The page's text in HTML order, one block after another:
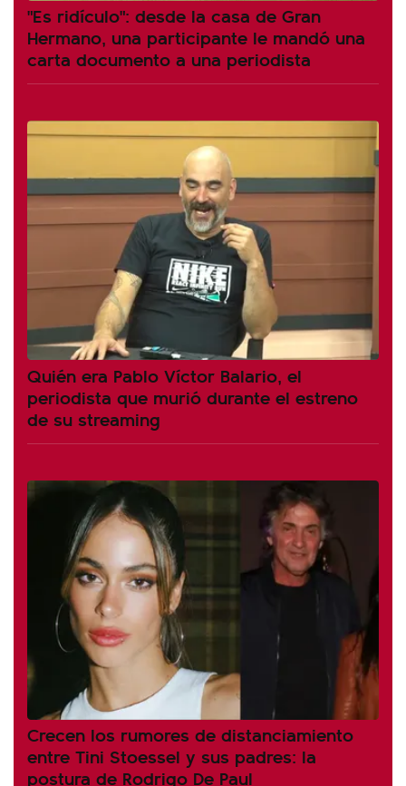
"Es ridículo": desde la casa de Gran
Hermano, una participante le mandó una
carta documento a una periodista
Quién era Pablo Víctor Balario, el
periodista que murió durante el estreno
de su streaming
Crecen los rumores de distanciamiento
entre Tini Stoessel y sus padres: la
postura de Rodrigo De Paul